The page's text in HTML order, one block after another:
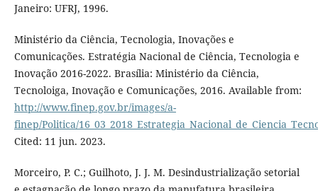
Janeiro: UFRJ, 1996.
Ministério da Ciência, Tecnologia, Inovações e
Comunicações. Estratégia Nacional de Ciência, Tecnologia e
Inovação 2016-2022. Brasília: Ministério da Ciência,
Tecnoloiga, Inovação e Comunicações, 2016. Available from:
http://www.finep.gov.br/images/a-
finep/Politica/
Cited: 11 jun. 2023.
Morceiro, P. C.; Guilhoto, J. J. M. Desindustrialização setorial